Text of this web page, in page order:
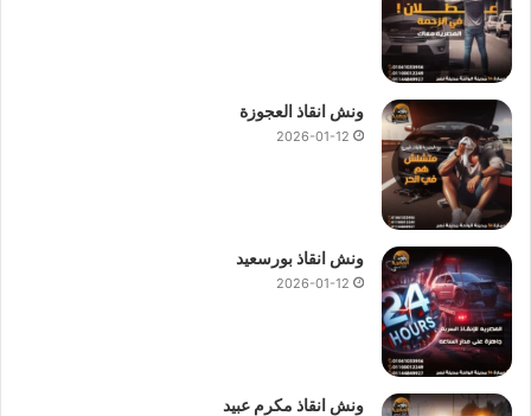
ونش انقاذ العجوزة
2026-01-12
ونش انقاذ بورسعيد
2026-01-12
ونش انقاذ مكرم عبيد